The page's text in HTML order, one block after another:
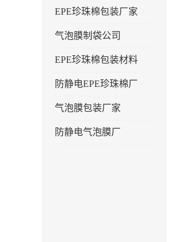
EPE珍珠棉包装厂家
气泡膜制袋公司
EPE珍珠棉包装材料
防静电EPE珍珠棉厂
气泡膜包装厂家
防静电气泡膜厂